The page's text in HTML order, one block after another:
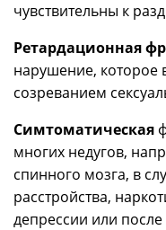
чувствительны к
Ретардационная
нарушение, которое
созреванием
Симтоматическая
многих недугов,
спинного мозга, в
расстройства,
депрессии или